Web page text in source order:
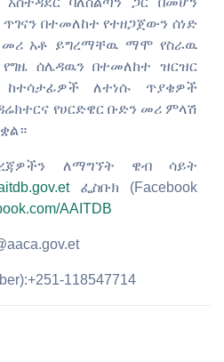
ጥገናን በተመለከተ የተዘጋጀውን ሰነድ
መሪ አቶ ይግረማቸዉ ማሞ የስራዉ
ሰሌዳዉን በተመለከተ ዝርዝር
ለተነሱ ጥያቄዎች
የሀርድዌር ቡድን መሪ ምላሽ
ለማግኘት ዌብ ሳይት
ፌስቡክ (Facebook
AAITDB
118547714